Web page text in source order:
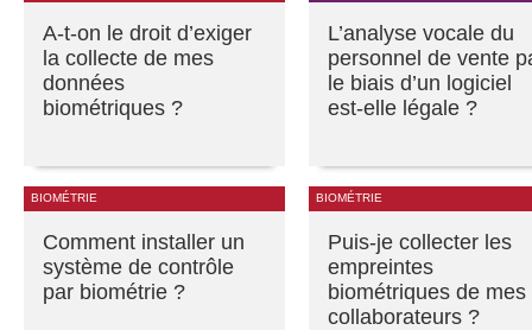
A-t-on le droit d’exiger
la collecte de mes
données
biométriques ?
L’analyse vocale du
personnel de vente
le biais d’un logiciel
est-elle légale ?
BIOMÉTRIE
Comment installer un
système de contrôle
par biométrie ?
BIOMÉTRIE
Puis-je collecter les
empreintes
biométriques de mes
collaborateurs ?